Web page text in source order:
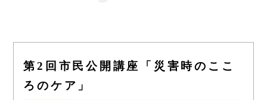
第2回市民公開講座「災害時のここ
ろのケア」